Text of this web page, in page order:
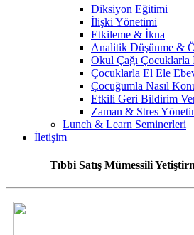
Diksiyon Eğitimi
İlişki Yönetimi
Etkileme & İkna
Analitik Düşünme &
Okul Çağı Çocuklarla
Çocuklarla El Ele
Çocuğumla Nasıl
Etkili Geri Bildirim
Zaman & Stres
Lunch & Learn Seminerleri
İletişim
Tıbbi Satış Mümessili